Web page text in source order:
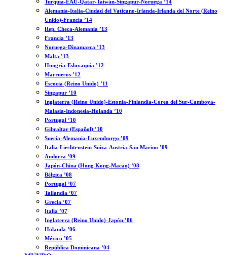
Turquía-EAU-Qatar-Taiwán-Singapur-Noruega ’14
Alemania-Italia-Ciudad del Vaticano-Irlanda-Irlanda del Norte (Reino
Unido)-Francia ’14
Rep. Checa-Alemania ’13
Francia ’13
Noruega-Dinamarca ’13
Malta ’13
Hungría-Eslovaquia ’12
Marruecos ’12
Escocia (Reino Unido) ’11
Singapur ’10
Inglaterra (Reino Unido)-Estonia-Finlandia-Corea del Sur-Camboya-
Malasia-Indonesia-Holanda ’10
Portugal ’10
Gibraltar (Español) ’10
Suecia-Alemania-Luxemburgo ’09
Italia-Liechtenstein-Suiza-Austria-San Marino ’09
Andorra ’09
Japón-China (Hong Kong-Macao) ’08
Bélgica ’08
Portugal ’07
Tailandia ’07
Grecia ’07
Italia ’07
Inglaterra (Reino Unido)-Japón ’06
Holanda ’06
México ’05
República Dominicana ’04